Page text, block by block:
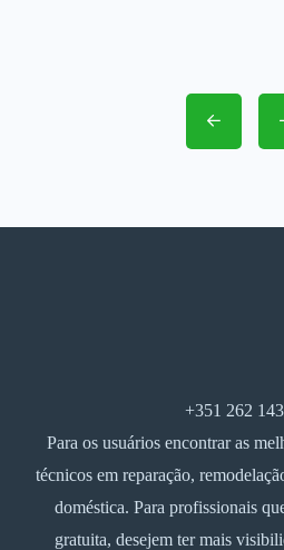
+351 262
Para os usuários encontrar as
técnicos em reparação,
doméstica. Para profissionais
gratuita, desejem ter mais